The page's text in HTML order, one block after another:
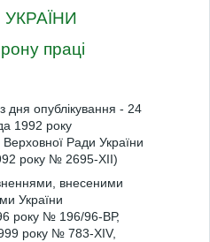
праці
дня опублікування - 24
1992 року
Ради України
року № 2695-XII)
внесеними
України
року № 196/96-ВР,
року № 783-XIV,